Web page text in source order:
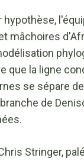
hypothèse,
mâchoires
que la ligne
se sépare
de
Stringer,